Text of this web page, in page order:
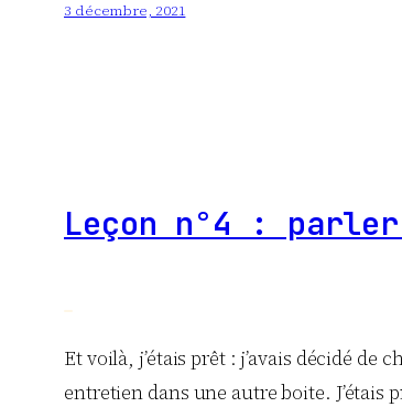
3 décembre, 2021
Leçon n°4 :
Et voilà, j’étais prêt : j’avais décidé de
entretien dans une autre boite. J’étais